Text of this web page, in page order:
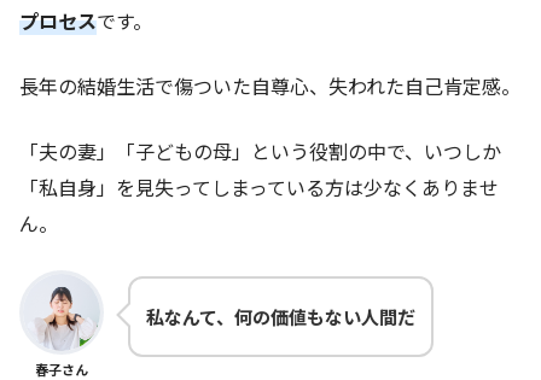
プロセスです。
長年の結婚生活で傷ついた自尊心、失われた自己肯定感。
「夫の妻」「子どもの母」という役割の中で、いつしか
「私自身」を見失ってしまっている方は少なくありませ
ん。
春子さん
私なんて、何の価値もない人間だ